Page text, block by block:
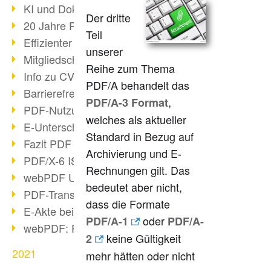
KI und Dokumenten-Management
20 Jahre PDF/X (Teil 1)
Effizienter Dokumenten Workflow
Mitgliedschaft PDF Association
Info zu CVE-2022-22965
Barrierefreiheit mehr als Inklusion
PDF-Nutzung durch Pandemie
E-Unterschriften für Verwaltung
Fazit PDF Days 2021
PDF/X-6 ISO-Norm
webPDF Update 8.0.0.2393
PDF-Transparenz beim PDF-Format
E-Akte bei Behörden
webPDF: PDF-Anhänge verwalten
2021
Der dritte
Teil
unserer
Reihe zum Thema
PDF/A behandelt das
PDF/A-3 Format,
welches als aktueller
Standard in Bezug auf
Archivierung und E-
Rechnungen gilt. Das
bedeutet aber nicht,
dass die Formate
PDF/A-1
oder PDF/A-
2
keine Gültigkeit
mehr hätten oder nicht